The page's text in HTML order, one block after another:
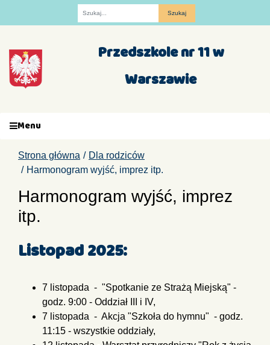
Przedszkole nr 11 w
Warszawie
Menu
Strona główna
Dla rodziców
Harmonogram wyjść, imprez itp.
Harmonogram wyjść, imprez
itp.
Listopad 2025:
7 listopada - "Spotkanie ze Strażą Miejską" -
godz. 9:00 - Oddział III i IV,
7 listopada - Akcja "Szkoła do hymnu" - godz.
11:15 - wszystkie oddziały,